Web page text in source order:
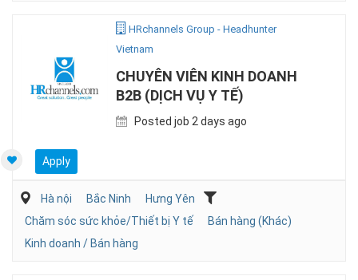
HRchannels Group - Headhunter
Vietnam
CHUYÊN VIÊN KINH DOANH
B2B (DỊCH VỤ Y TẾ)
Posted job 2 days ago
Apply
Hà nội Bắc Ninh
Hưng Yên
Chăm sóc sức khỏe/Thiết bị Y tế
Bán hàng (Khác)
Kinh doanh / Bán hàng